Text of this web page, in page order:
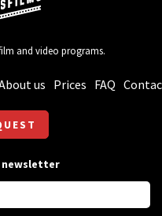
and video programs.
us Prices FAQ
newsletter